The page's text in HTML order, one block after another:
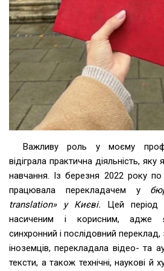
Важливу роль у моєму
відіграла практична діяльність,
навчання. Із березня 2022 року
працювала перекладачем у
translation» у Києві. Цей
насиченим і корисним, адже
синхронний і послідовний
іноземців, перекладала відео- та
тексти, а також технічні, наукові й